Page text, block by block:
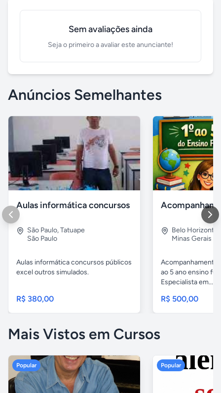
Sem avaliações ainda
Seja o primeiro a avaliar este anunciante!
Anúncios Semelhantes
Aulas informática concursos
São Paulo,Tatuape
São Paulo
Aulas informática concursos públicos
excel outros simulados.
R$ 380,00
Belo Horizonte
Minas Gerais
Acompanhamento
ao 5 ano ensino
Especialista em...
R$ 500,00
Mais Vistos em Cursos
Popular Popular